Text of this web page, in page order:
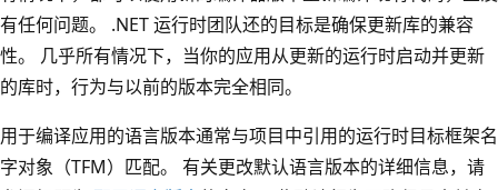
有任何问题。 .NET 运行时团队还的目标是确保更新库的兼容
性。 几乎所有情况下，当你的应用从更新的运行时启动并更新
的库时，行为与以前的版本完全相同。
用于编译应用的语言版本通常与项目中引用的运行时目标框架名
字对象（TFM）匹配。 有关更改默认语言版本的详细信息，请